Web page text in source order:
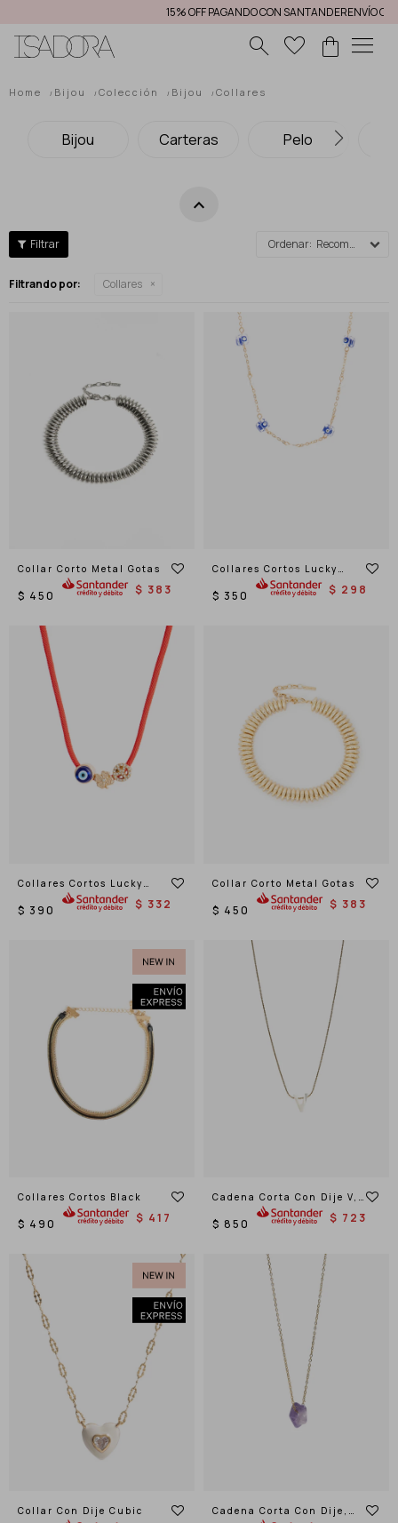
15% OFF PAGANDO CON SANTANDERENVÍO GRATIS
menu
Home Bijou Colección Bijou Collares
Bijou Carteras Pelo
Recomendados
Filtrando por: Collares
Collar Corto Metal Gotas
$ 450 $ 383
Collares Cortos Lucky
Charms
$ 350 $ 298
Collares Cortos Lucky
$ 390 $ 332
Collar Corto Metal Gotas
$ 450 $ 383
Collares Cortos Black
$ 490 $ 417
Cadena Corta Con Dije V,
$ 850 $ 723
Collar Con Dije Cubic
Cadena Corta Con Dije,